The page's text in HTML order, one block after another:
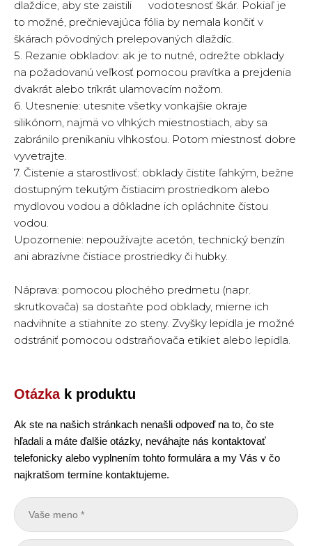
dlaždice, aby ste zaistili vodotesnosť škár. Pokiaľ je
to možné, prečnievajúca fólia by nemala končiť v
škárach pôvodných prelepovaných dlaždíc.
5. Rezanie obkladov: ak je to nutné, odrežte obklady
na požadovanú veľkosť pomocou pravítka a prejdenia
dvakrát alebo trikrát ulamovacím nožom.
6. Utesnenie: utesnite všetky vonkajšie okraje
silikónom, najmä vo vlhkých miestnostiach, aby sa
zabránilo prenikaniu vlhkosťou. Potom miestnosť dobre
vyvetrajte.
7. Čistenie a starostlivosť: obklady čistite ľahkým, bežne
dostupným tekutým čistiacim prostriedkom alebo
mydlovou vodou a dôkladne ich opláchnite čistou
vodou.
Upozornenie: nepoužívajte acetón, technický benzín
ani abrazívne čistiace prostriedky či hubky.
Náprava: pomocou plochého predmetu (napr.
skrutkovača) sa dostaňte pod obklady, mierne ich
nadvihnite a stiahnite zo steny. Zvyšky lepidla je možné
odstrániť pomocou odstraňovača etikiet alebo lepidla.
Otázkak produktu
Ak ste na našich stránkach nenašli odpoveď na to, čo ste
hľadali a máte ďalšie otázky, neváhajte nás kontaktovať
telefonicky alebo vyplnením tohto formulára a my Vás v čo
najkratšom termíne kontaktujeme.